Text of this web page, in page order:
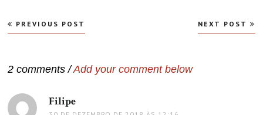
Navegação
de
PREVIOUS POST NEXT POST
2 comments /Add your comment below
Filipe